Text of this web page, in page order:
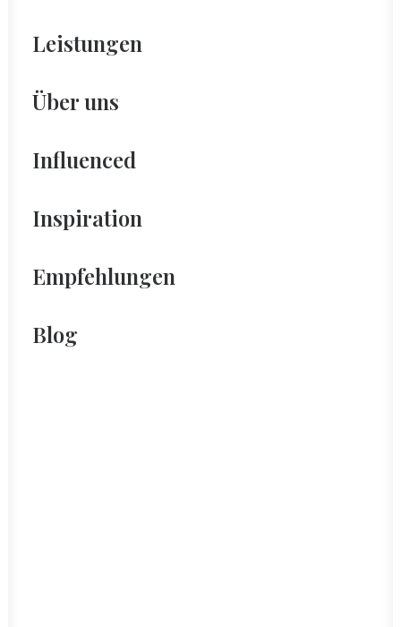
Leistungen
Über uns
Influenced
Inspiration
Empfehlungen
Blog